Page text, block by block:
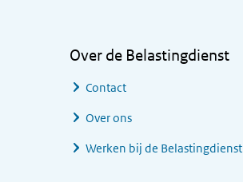
Over de Belastingdienst
Contact
Over ons
Werken bij de Belastingdienst